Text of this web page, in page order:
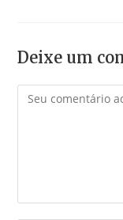
Deixe um
Comentário